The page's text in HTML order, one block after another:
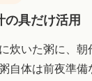
の具だけ活用
炊いた粥に、
自体は前夜準備